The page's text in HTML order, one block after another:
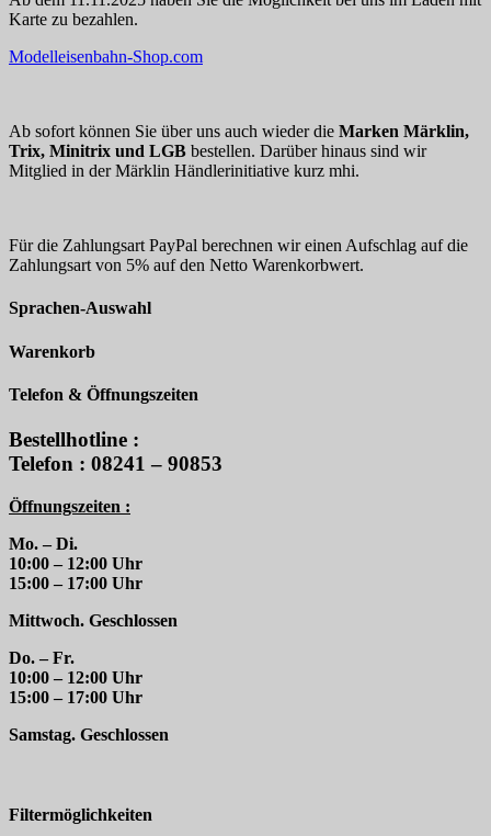
Karte zu bezahlen.
Modelleisenbahn-Shop.com
Ab sofort können Sie über uns auch wieder die Marken Märklin,
Trix, Minitrix und LGB bestellen. Darüber hinaus sind wir
Mitglied in der Märklin Händlerinitiative kurz mhi.
Für die Zahlungsart PayPal berechnen wir einen Aufschlag auf die
Zahlungsart von 5% auf den Netto Warenkorbwert.
Sprachen-Auswahl
Warenkorb
Telefon & Öffnungszeiten
Bestellhotline :
Telefon : 08241 – 90853
Öffnungszeiten :
Mo. – Di.
10:00 – 12:00 Uhr
15:00 – 17:00 Uhr
Mittwoch. Geschlossen
Do. – Fr.
10:00 – 12:00 Uhr
15:00 – 17:00 Uhr
Samstag. Geschlossen
Filtermöglichkeiten